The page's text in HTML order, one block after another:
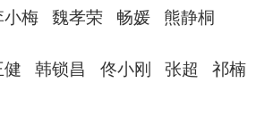
小梅 魏孝荣 畅媛 熊静桐
健 韩锁昌 佟小刚 张超
祁楠